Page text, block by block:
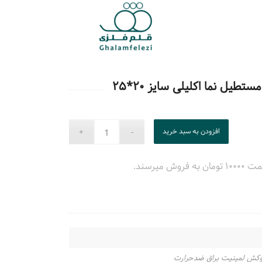
نما اکلیلی سایز ۲۰*۲۵
افزودن به سبد خرید
لمینیت براق ضدحرارت